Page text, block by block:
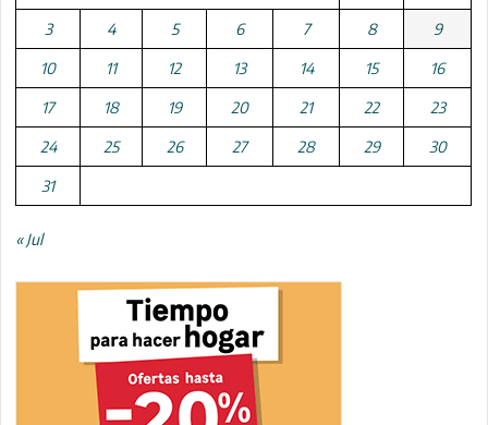
3 4 5 6 7 8 9
10 11 12 13 14 15 16
17 18 19 20 21 22 23
24 25 26 27 28 29 30
31
« Jul